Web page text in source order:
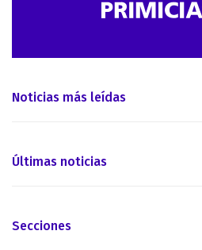
Noticias más leídas
Últimas noticias
Secciones